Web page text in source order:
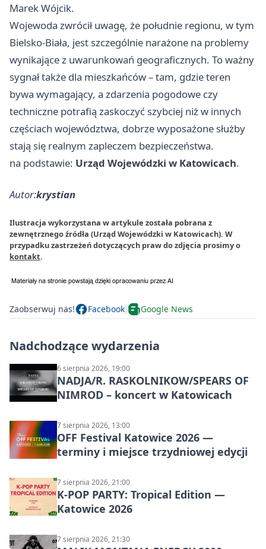
Marek Wójcik.
Wojewoda zwrócił uwagę, że południe regionu, w tym
Bielsko-Biała, jest szczególnie narażone na problemy
wynikające z uwarunkowań geograficznych. To ważny
sygnał także dla mieszkańców – tam, gdzie teren
bywa wymagający, a zdarzenia pogodowe czy
techniczne potrafią zaskoczyć szybciej niż w innych
częściach województwa, dobrze wyposażone służby
stają się realnym zapleczem bezpieczeństwa.
na podstawie: Urząd Wojewódzki w Katowicach.
Autor:krystian
Ilustracja wykorzystana w artykule została pobrana z
zewnętrznego źródła (Urząd Wojewódzki w Katowicach). W
przypadku zastrzeżeń dotyczących praw do zdjęcia prosimy o
kontakt.
Zaobserwuj nas! Facebook Google News
Nadchodzące wydarzenia
6 sierpnia 2026, 19:00
NADJA/R. RASKOLNIKOW/SPEARS OF
NIMROD – koncert w Katowicach
7 sierpnia 2026, 13:00
OFF Festival Katowice 2026 —
terminy i miejsce trzydniowej edycji
7 sierpnia 2026, 21:00
K-POP PARTY: Tropical Edition —
Katowice 2026
7 sierpnia 2026, 21:30